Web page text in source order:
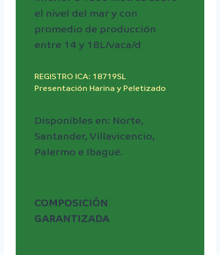
el nivel del mar y con
promedio de producción
entre 14 y 18L/vaca/d
REGISTRO ICA: 18719SL
Presentación Harina y Peletizado
Disponibles en: Norte,
Santander, Villavicencio,
Palermo e Ibagué.
COMPOSICIÓN
GARANTIZADA